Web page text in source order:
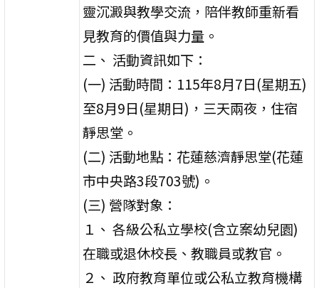
靈沉澱與教學交流，陪伴教師重新看
見教育的價值與力量。
二、 活動資訊如下：
(一) 活動時間：115年8月7日(星期五)
至8月9日(星期日)，三天兩夜，住宿
靜思堂。
(二) 活動地點：花蓮慈濟靜思堂(花蓮
市中央路3段703號)。
(三) 營隊對象：
１、 各級公私立學校(含立案幼兒園)
在職或退休校長、教職員或教官。
２、 政府教育單位或公私立教育機構